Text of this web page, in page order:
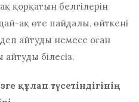
қорқатын белгілерін
ақ өте пайдалы, өйткені
деп айтуды немесе оған
білесіз.
құлап түсетіндігінің